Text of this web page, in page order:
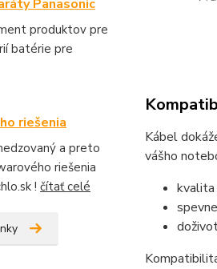
Panasonic
produktov pre
batérie pre
riešenia
a preto
riešenia
! čítať celé
Kábel
vášho